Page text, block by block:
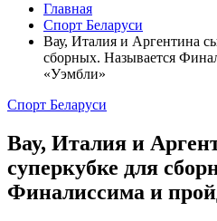
Главная
Спорт Беларуси
Вау, Италия и Аргентина
сборных. Называется
«Уэмбли»
Спорт Беларуси
Вау, Италия и
суперкубке для
Финалиссима и